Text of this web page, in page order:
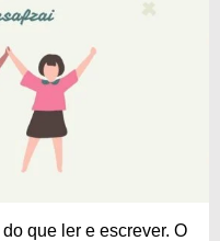
que ler e escrever. O